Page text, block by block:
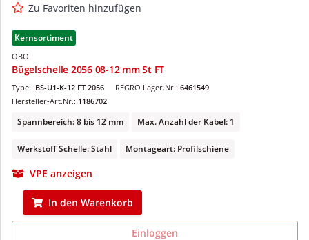
Zu Favoriten hinzufügen
Kernsortiment
OBO
Bügelschelle 2056 08-12 mm St FT
REGRO Lager.Nr.: 6461549
Type: BS-U1-K-12 FT 2056
Hersteller-Art.Nr.: 1186702
Spannbereich: 8 bis 12 mm Max. Anzahl der Kabel: 1
Werkstoff Schelle: Stahl Montageart: Profilschiene
VPE anzeigen
In den Warenkorb
Einloggen